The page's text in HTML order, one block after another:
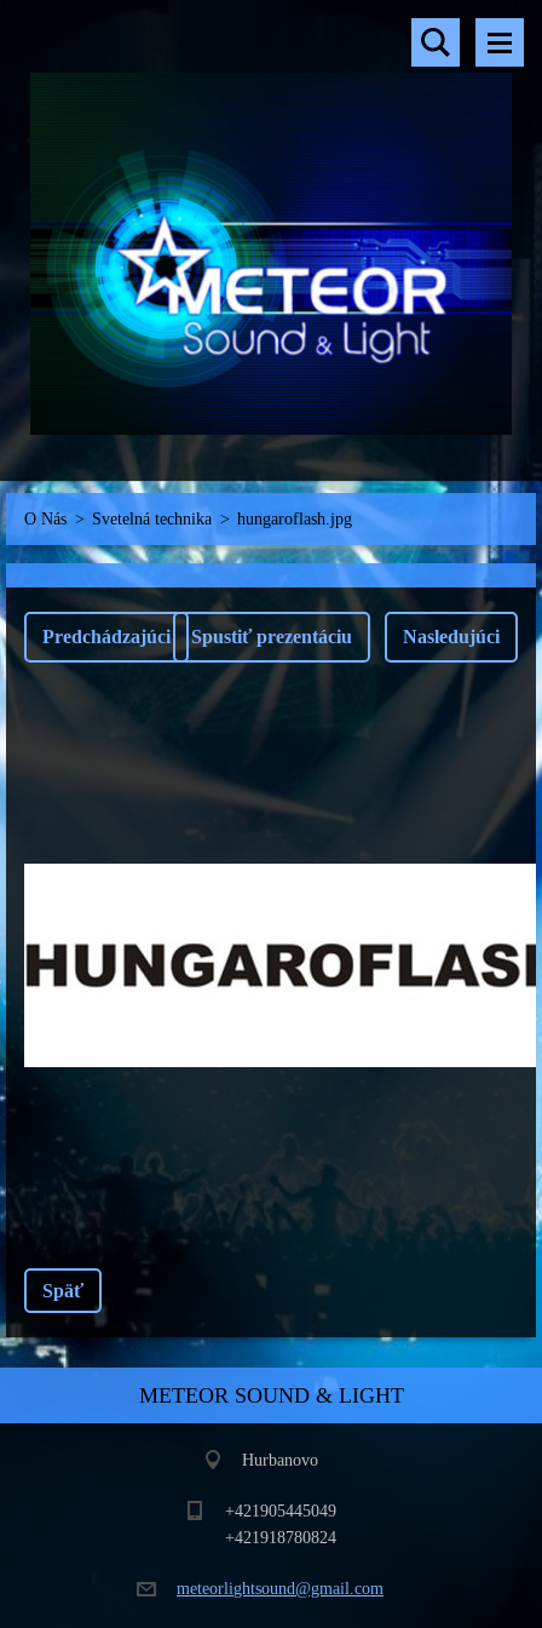
O Nás > Svetelná technika > hungaroflash.jpg
Predchádzajúci Spustiť prezentáciu Nasledujúci
Späť
METEOR SOUND & LIGHT
Hurbanovo
+421905445049
+421918780824
meteorlightsound@gmail.com